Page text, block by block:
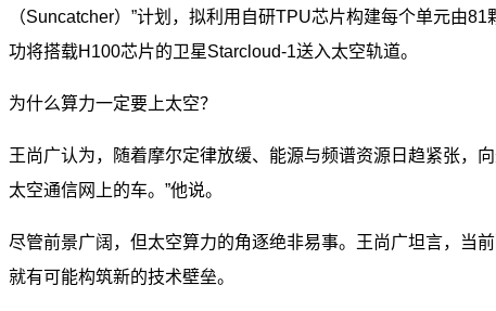
（Suncatcher）”计划，拟利用自研TPU芯片构建每个单元由
功将搭载H100芯片的卫星Starcloud-1送入太空轨道。
为什么算力一定要上太空？
王尚广认为，随着摩尔定律放缓、能源与频谱资源日趋紧张，
太空通信网上的车。”他说。
尽管前景广阔，但太空算力的角逐绝非易事。王尚广坦言，当
就有可能构筑新的技术壁垒。